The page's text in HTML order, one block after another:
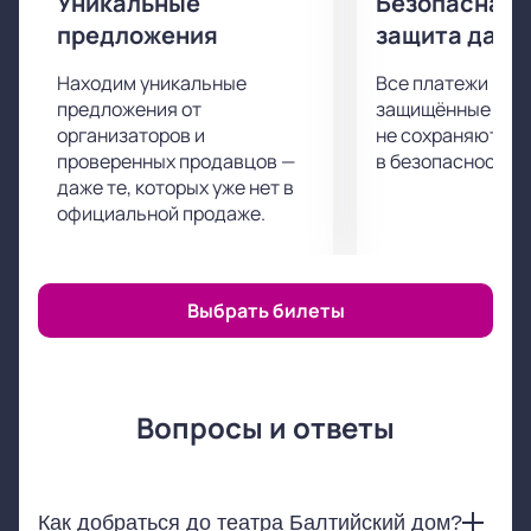
предложения
Находим уникальные
предложения от
организаторов и
проверенных продавцов —
даже те, которых уже нет в
официальной продаже.
защита
Все платежи
защищённые
не сохраняются
в безопасности.
Выбрать билеты
Вопросы и ответы
Как добраться до театра Балтийский дом?